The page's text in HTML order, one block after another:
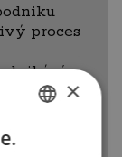
proces
×